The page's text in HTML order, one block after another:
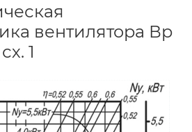
вентилятора Вр
1